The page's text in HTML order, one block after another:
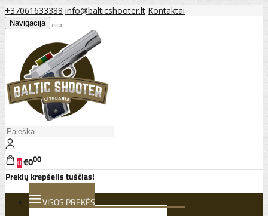
+37061633388 info@balticshooter.lt Kontaktai
Navigacija
0€000
Prekių krepšelis tuščias!
VISOS PREKĖS